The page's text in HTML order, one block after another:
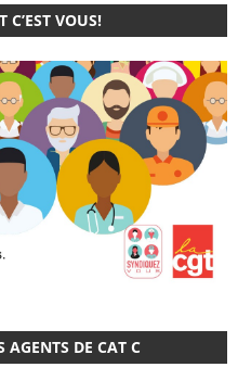
VOUS!
AGENTS DE CAT C